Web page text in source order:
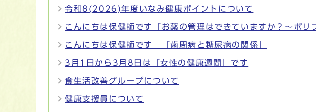
令和8(2026)年度いなみ健康ポイントについて
こんにちは保健師です「お薬の管理はできていますか？～ポリ
こんにちは保健師です 「歯周病と糖尿病の関係」
3月1日から3月8日は「女性の健康週間」です
食生活改善グループについて
健康支援員について